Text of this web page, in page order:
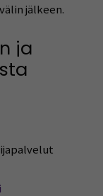
jälkeen.
ja